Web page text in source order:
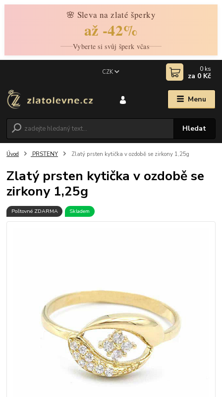
🌸 Sleva na zlaté šperky
až -42%
Vyberte si svůj šperk včas
Menu
CZK
Hledat
0 ks
za 0 Kč
Úvod PRSTENY Zlatý prsten kytička v ozdobě se zirkony 1,25g
Zlatý prsten kytička v ozdobě se
zirkony 1,25g
Poštovné ZDARMA Skladem